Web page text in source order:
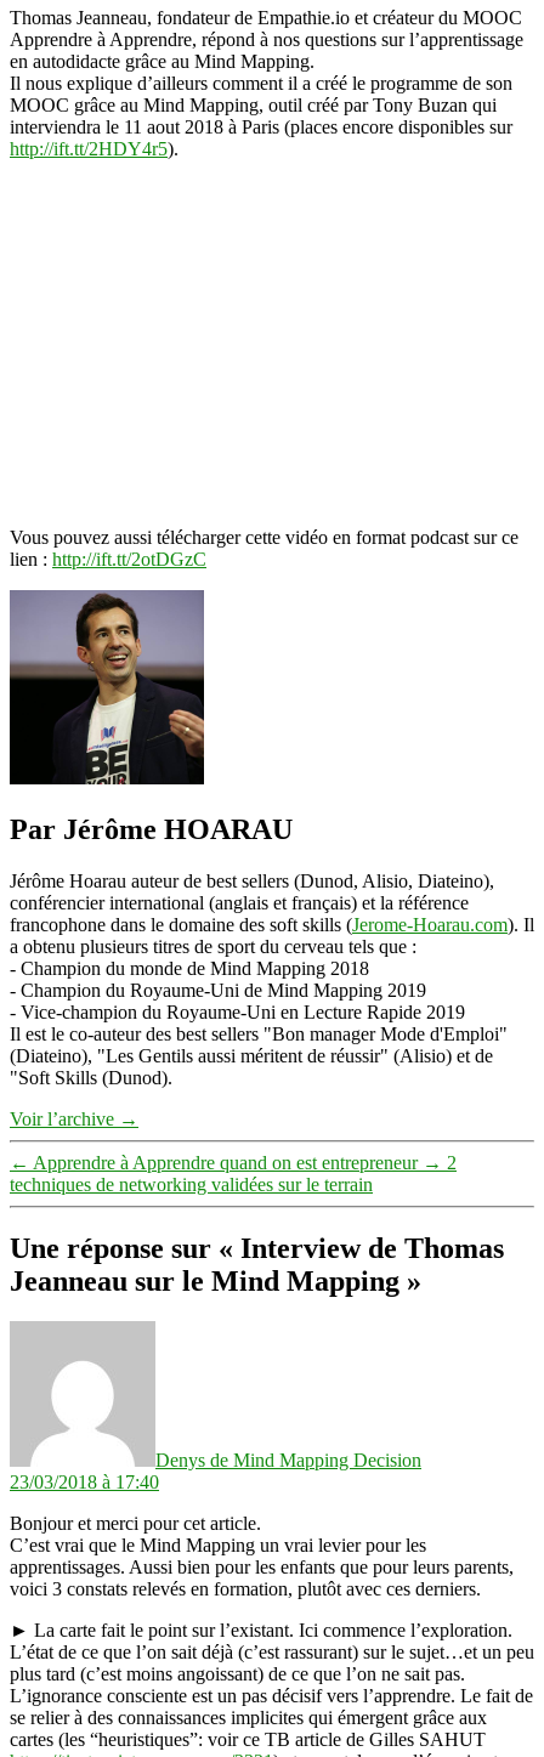
de
Thomas
Jeanneau
sur
le
Mind
Mapping
Thomas Jeanneau, fondateur de Empathie.io et créateur du MOOC
Apprendre à Apprendre, répond à nos questions sur l’apprentissage
en autodidacte grâce au Mind Mapping.
Il nous explique d’ailleurs comment il a créé le programme de son
MOOC grâce au Mind Mapping, outil créé par Tony Buzan qui
interviendra le 11 aout 2018 à Paris (places encore disponibles sur
http://ift.tt/2HDY4r5).
Vous pouvez aussi télécharger cette vidéo en format podcast sur ce
lien : http://ift.tt/2otDGzC
Par Jérôme HOARAU
Jérôme Hoarau auteur de best sellers (Dunod, Alisio, Diateino),
conférencier international (anglais et français) et la référence
francophone dans le domaine des soft skills (Jerome-Hoarau.com). Il
a obtenu plusieurs titres de sport du cerveau tels que :
- Champion du monde de Mind Mapping 2018
- Champion du Royaume-Uni de Mind Mapping 2019
- Vice-champion du Royaume-Uni en Lecture Rapide 2019
Il est le co-auteur des best sellers "Bon manager Mode d'Emploi"
(Diateino), "Les Gentils aussi méritent de réussir" (Alisio) et de
"Soft Skills (Dunod).
Voir l’archive →
← Apprendre à Apprendre quand on est entrepreneur → 2
techniques de networking validées sur le terrain
Une réponse sur « Interview de Thomas
Jeanneau sur le Mind Mapping »
Denys de Mind Mapping Decision
23/03/2018 à 17:40
Bonjour et merci pour cet article.
C’est vrai que le Mind Mapping un vrai levier pour les
apprentissages. Aussi bien pour les enfants que pour leurs parents,
voici 3 constats relevés en formation, plutôt avec ces derniers.
► La carte fait le point sur l’existant. Ici commence l’exploration.
L’état de ce que l’on sait déjà (c’est rassurant) sur le sujet…et un peu
plus tard (c’est moins angoissant) de ce que l’on ne sait pas.
L’ignorance consciente est un pas décisif vers l’apprendre. Le fait de
se relier à des connaissances implicites qui émergent grâce aux
cartes (les “heuristiques”: voir ce TB article de Gilles SAHUT